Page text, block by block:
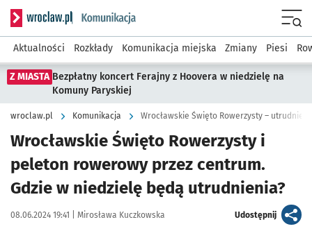
Serwis informacyjny wroclaw.pl podserwis: Komunikacja
Aktualności Rozkłady Komunikacja miejska Zmiany Piesi
Z MIASTA Bezpłatny koncert Ferajny z Hoovera w niedzielę na
Komuny Paryskiej
wroclaw.pl Komunikacja Wrocławskie Święto Rowerzysty –
Wrocławskie Święto Rowerzysty i
peleton rowerowy przez centrum.
Gdzie w niedzielę będą utrudnienia?
Data publikacji:
08.06.2024 19:41 | Autor:
Mirosława Kuczkowska Udostępnijartykuł